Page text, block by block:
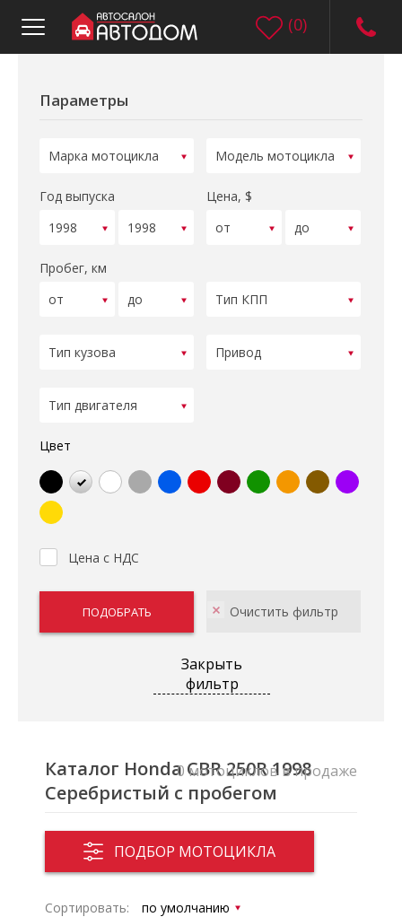
(0)
Параметры
Год выпуска Цена, $
Пробег, км
Цвет
Цена с НДС
Закрыть
фильтр
Каталог Honda CBR 250R 1998
Серебристый с пробегом
ПОДБОР МОТОЦИКЛА
0 мотоциклов в продаже
Сортировать: